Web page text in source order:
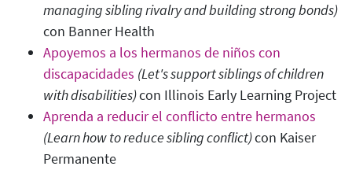
managing sibling rivalry and building strong bonds)
con Banner Health
Apoyemos a los hermanos de niños con
discapacidades (Let's support siblings of children
with disabilities)con Illinois Early Learning Project
Aprenda a reducir el conflicto entre hermanos
(Learn how to reduce sibling conflict)con Kaiser
Permanente